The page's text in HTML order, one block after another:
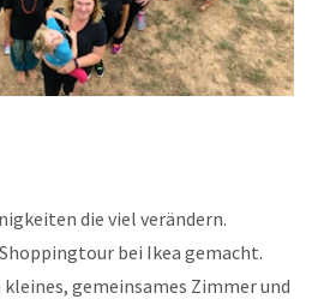
die viel verändern.
bei Ikea gemacht.
kleines, gemeinsames Zimmer und